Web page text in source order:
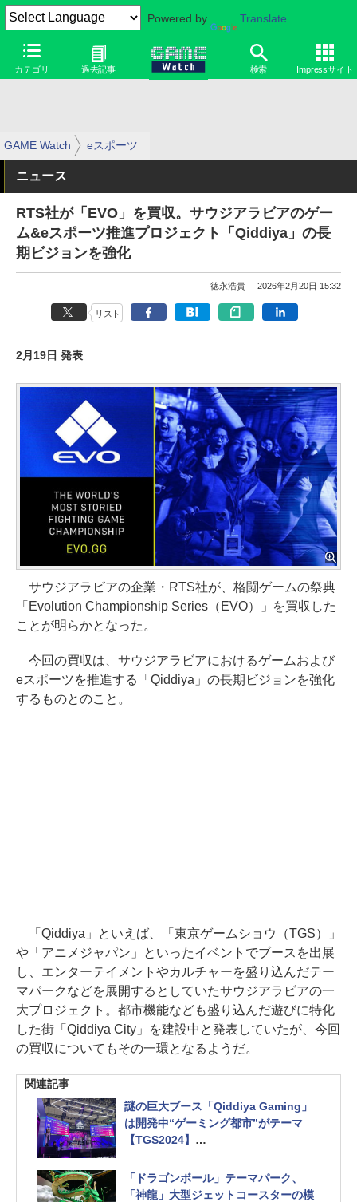
Powered by Translate
カテゴリ 過去記事 検索 Impressサイト
GAME Watch eスポーツ
ニュース
RTS社が「EVO」を買収。サウジアラビアのゲー
ム&eスポーツ推進プロジェクト「Qiddiya」の長
期ビジョンを強化
徳永浩貴 2026年2月20日 15:32
リスト
2月19日 発表
サウジアラビアの企業・RTS社が、格闘ゲームの祭典
「Evolution Championship Series（EVO）」を買収した
ことが明らかとなった。
今回の買収は、サウジアラビアにおけるゲームおよび
eスポーツを推進する「Qiddiya」の長期ビジョンを強化
するものとのこと。
「Qiddiya」といえば、「東京ゲームショウ（TGS）」
や「アニメジャパン」といったイベントでブースを出展
し、エンターテイメントやカルチャーを盛り込んだテー
マパークなどを展開するとしていたサウジアラビアの一
大プロジェクト。都市機能なども盛り込んだ遊びに特化
した街「Qiddiya City」を建設中と発表していたが、今回
の買収についてもその一環となるようだ。
関連記事
謎の巨大ブース「Qiddiya Gaming」
は開発中“ゲーミング都市”がテーマ
【TGS2024】
中。その一部を体験可能
「ドラゴンボール」テーマパーク、
「神龍」大型ジェットコースターの模